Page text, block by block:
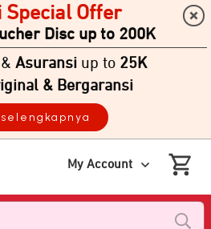
My Account
Special Offer
Disc up to 200K
& Asuransi up to 25K
& Bergaransi